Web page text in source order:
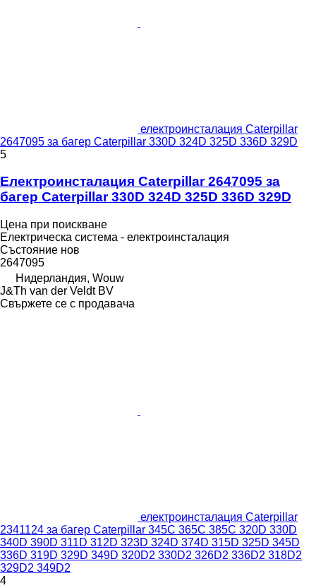
електроинсталация Caterpillar
2647095 за багер Caterpillar 330D 324D 325D 336D 329D
5
Електроинсталация Caterpillar 2647095 за
багер Caterpillar 330D 324D 325D 336D 329D
Цена при поискване
Електрическа система - електроинсталация
Състояние нов
2647095
Нидерландия, Wouw
J&Th van der Veldt BV
Свържете се с продавача
електроинсталация Caterpillar
2341124 за багер Caterpillar 345C 365C 385C 320D 330D
340D 390D 311D 312D 323D 324D 374D 315D 325D 345D
336D 319D 329D 349D 320D2 330D2 326D2 336D2 318D2
329D2 349D2
4